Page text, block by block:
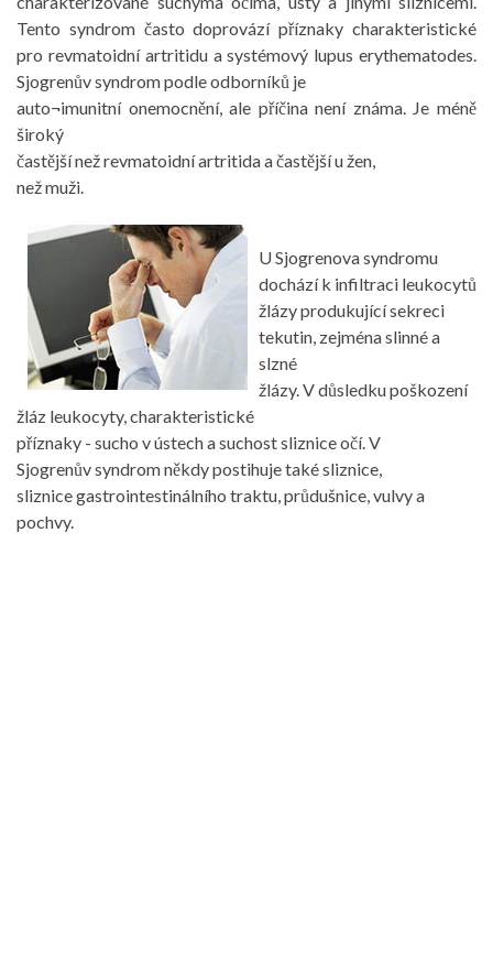
Tento syndrom často doprovází příznaky charakteristické
pro revmatoidní artritidu a systémový lupus erythematodes.
Sjogrenův syndrom podle odborníků je
auto¬imunitní onemocnění, ale příčina není známa. Je méně
široký
častější než revmatoidní artritida a častější u žen,
než muži.
U Sjogrenova syndromu
dochází k infiltraci leukocytů
žlázy produkující sekreci
tekutin, zejména slinné a
slzné
žlázy. V důsledku poškození
žláz leukocyty, charakteristické
příznaky - sucho v ústech a suchost sliznice očí. V
Sjogrenův syndrom někdy postihuje také sliznice,
sliznice gastrointestinálního traktu, průdušnice, vulvy a
pochvy.